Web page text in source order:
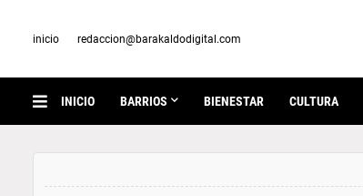
inicio redaccion@barakaldodigital.com
INICIO BARRIOS BIENESTAR CULTURA